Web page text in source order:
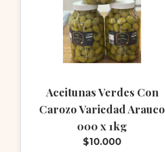
Aceitunas Verdes Con
Carozo Variedad Arauco
000 x 1kg
$10.000